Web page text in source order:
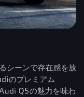
シーンで存在感を放
のプレミアム
Q5の魅力を味わ